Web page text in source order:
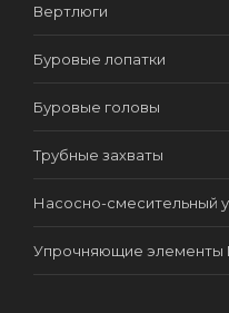
Вертлюги
Буровые лопатки
Буровые головы
Трубные захваты
Насосно-смесительный
Упрочняющие элементы